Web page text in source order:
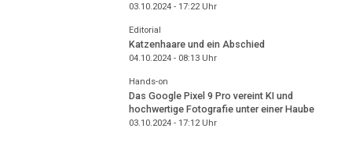
03.10.2024 - 17:22Uhr
Editorial
Katzenhaare und ein Abschied
04.10.2024 - 08:13Uhr
Hands-on
Das Google Pixel 9 Pro vereint KI und
hochwertige Fotografie unter einer Haube
03.10.2024 - 17:12Uhr